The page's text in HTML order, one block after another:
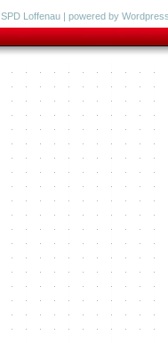
SPD Loffenau | powered by